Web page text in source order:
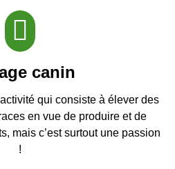
canin
qui consiste à élever des
en vue de produire et de
mais c’est surtout une passion
!